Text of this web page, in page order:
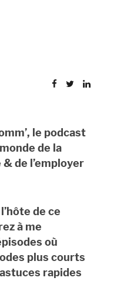
le podcast
de la
de l’employer
de ce
à me
où
plus courts
rapides